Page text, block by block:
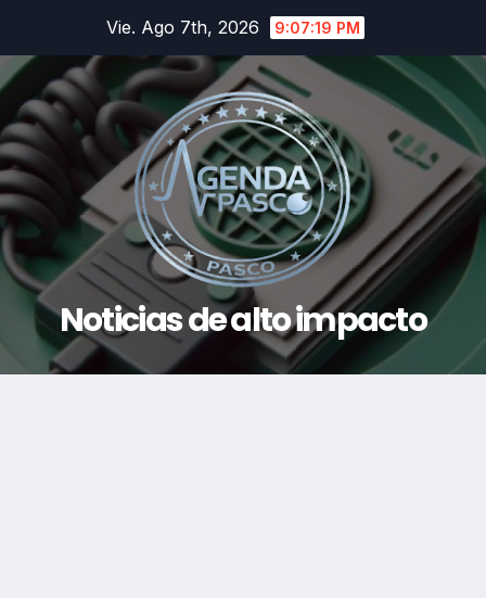
contenido
Vie. Ago 7th, 2026 9:07:20 PM
Noticias de alto impacto